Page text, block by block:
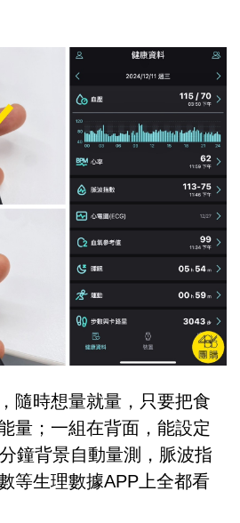
隨時想量就量，只要把食
量；一組在背面，能設定
鐘背景自動量測，脈波指
等生理數據APP上全都看